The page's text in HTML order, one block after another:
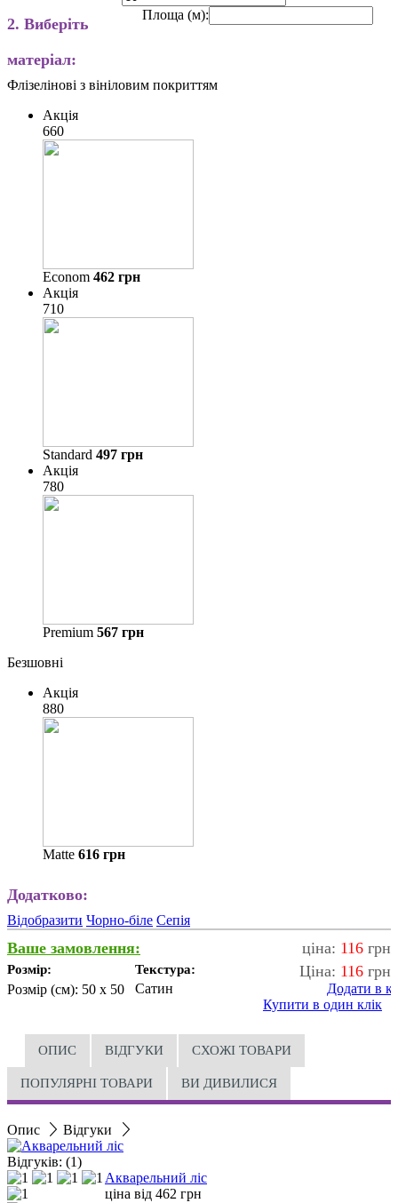
Площа (м):
2. Виберіть
матеріал:
Флізелінові з вініловим покриттям
Акція
660
Econom 462 грн
Акція
710
Standard 497 грн
Акція
780
Premium 567 грн
Безшовні
Акція
880
Matte 616 грн
Додатково:
Відобразити Чорно-біле Сепія
Ваше замовлення: ціна: 116 грн
Розмір:
Розмір (см): 50 x 50
Текстура:
Сатин
Ціна: 116 грн
Додати в
Купити в один клік
ОПИС ВІДГУКИ СХОЖІ ТОВАРИ
ПОПУЛЯРНІ ТОВАРИ ВИ ДИВИЛИСЯ
Опис Відгуки
Відгуків: (1)
Акварельний ліс
ціна від 462 грн